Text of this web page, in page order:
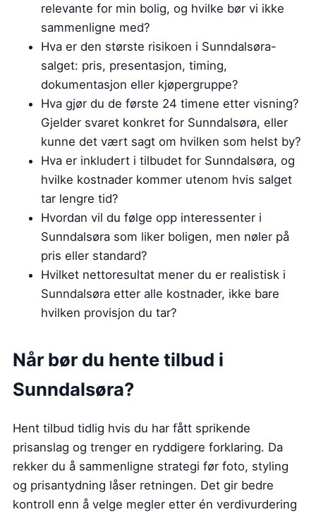
relevante for min bolig, og hvilke bør vi ikke
sammenligne med?
Hva er den største risikoen i Sunndalsøra-
salget: pris, presentasjon, timing,
dokumentasjon eller kjøpergruppe?
Hva gjør du de første 24 timene etter visning?
Gjelder svaret konkret for Sunndalsøra, eller
kunne det vært sagt om hvilken som helst by?
Hva er inkludert i tilbudet for Sunndalsøra, og
hvilke kostnader kommer utenom hvis salget
tar lengre tid?
Hvordan vil du følge opp interessenter i
Sunndalsøra som liker boligen, men nøler på
pris eller standard?
Hvilket nettoresultat mener du er realistisk i
Sunndalsøra etter alle kostnader, ikke bare
hvilken provisjon du tar?
Når bør du hente tilbud i
Sunndalsøra?
Hent tilbud tidlig hvis du har fått sprikende
prisanslag og trenger en ryddigere forklaring. Da
rekker du å sammenligne strategi før foto, styling
og prisantydning låser retningen. Det gir bedre
kontroll enn å velge megler etter én verdivurdering